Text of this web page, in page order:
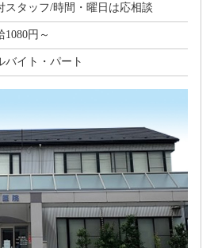
スタッフ/時間・曜日は応相談
1080円～
バイト・パート